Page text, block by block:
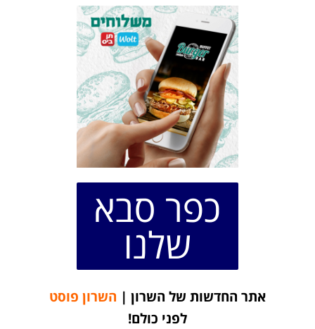
כפר סבא
שלנו
אתר החדשות של השרון | השרון פוסט
לפני כולם!